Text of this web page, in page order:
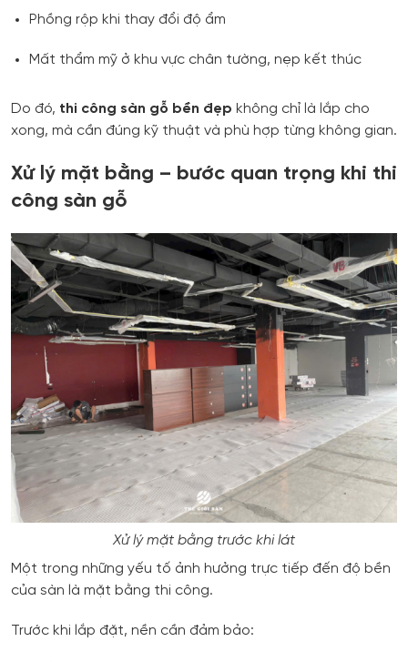
Phồng rộp khi thay đổi độ ẩm
Mất thẩm mỹ ở khu vực chân tường, nẹp kết thúc
Do đó, thi công sàn gỗ bền đẹp không chỉ là lắp cho
xong, mà cần đúng kỹ thuật và phù hợp từng không gian.
Xử lý mặt bằng – bước quan trọng khi thi
công sàn gỗ
Xử lý mặt bằng trước khi lát
Một trong những yếu tố ảnh hưởng trực tiếp đến độ bền
của sàn là mặt bằng thi công.
Trước khi lắp đặt, nền cần đảm bảo: